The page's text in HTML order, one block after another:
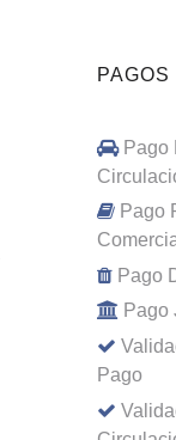
Pago
Pago
Pago
Pago
Pago